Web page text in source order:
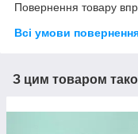
Повернення товару
Всі умови
З цим товаром